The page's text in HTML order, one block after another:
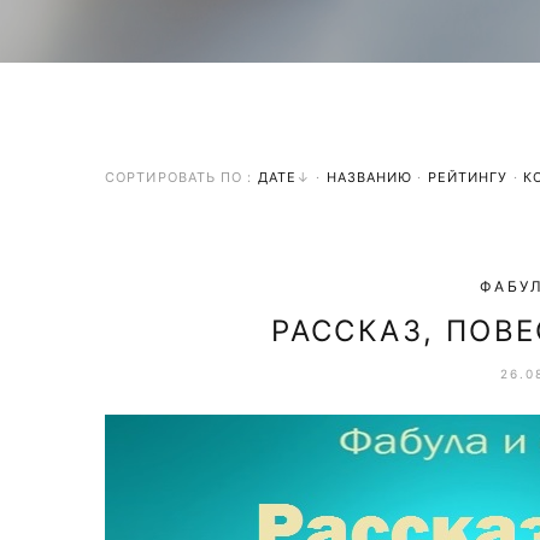
СОРТИРОВАТЬ ПО : ДАТЕ · НАЗВАНИЮ · РЕЙТИНГУ ·
РАССКАЗ,